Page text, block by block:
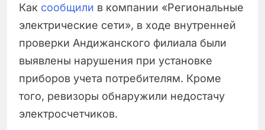
Как сообщили в компании «Региональные
электрические сети», в ходе внутренней
проверки Андижанского филиала были
выявлены нарушения при установке
приборов учета потребителям. Кроме
того, ревизоры обнаружили недостачу
электросчетчиков.